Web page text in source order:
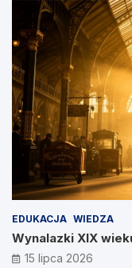
EDUKACJA WIEDZA
Wynalazki XIX
15 lipca 2026